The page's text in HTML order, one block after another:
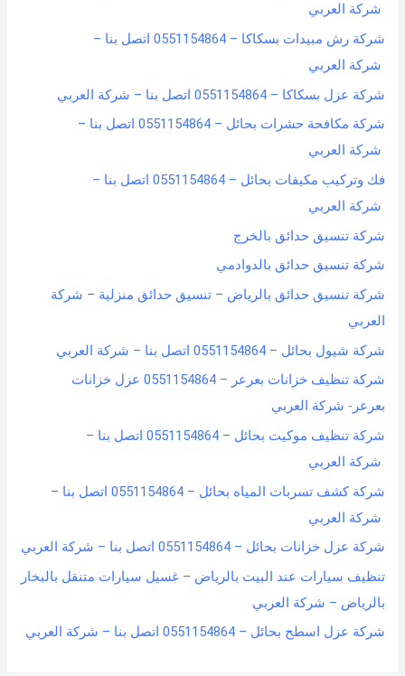
شركة العربي
شركة رش مبيدات بسكاكا – 0551154864 اتصل بنا –
شركة العربي
شركة عزل بسكاكا – 0551154864 اتصل بنا – شركة العربي
شركة مكافحة حشرات بحائل – 0551154864 اتصل بنا –
شركة العربي
فك وتركيب مكيفات بحائل – 0551154864 اتصل بنا –
شركة العربي
شركة تنسيق حدائق بالخرج
شركة تنسيق حدائق بالدوادمي
شركة تنسيق حدائق بالرياض – تنسيق حدائق منزلية – شركة
العربي
شركة شيول بحائل – 0551154864 اتصل بنا – شركة العربي
شركة تنظيف خزانات بعرعر – 0551154864 عزل خزانات
بعرعر- شركة العربي
شركة تنظيف موكيت بحائل – 0551154864 اتصل بنا –
شركة العربي
شركة كشف تسربات المياه بحائل – 0551154864 اتصل بنا –
شركة العربي
شركة عزل خزانات بحائل – 0551154864 اتصل بنا – شركة العربي
تنظيف سيارات عند البيت بالرياض – غسيل سيارات متنقل بالبخار
بالرياض – شركة العربي
شركة عزل اسطح بحائل – 0551154864 اتصل بنا – شركة العربي